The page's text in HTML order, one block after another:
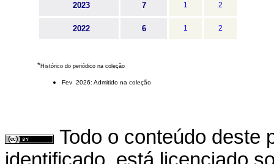
2023 7 1 2
2022 6 1 2
*Histórico do periódico na coleção
Fev 2026: Admitido na coleção
Todo o conteúdo deste